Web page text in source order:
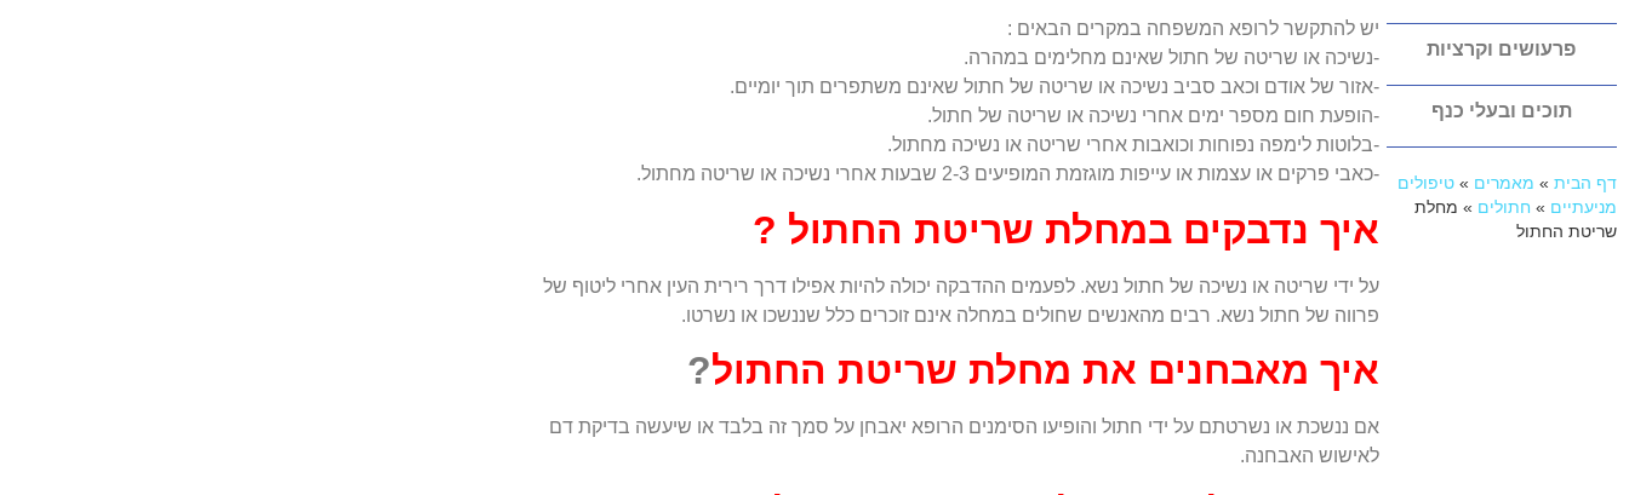
פרעושים וקרציות
תוכים ובעלי כנף
דף הבית » מאמרים » טיפולים
מניעתיים » חתולים » מחלת
שריטת החתול
יש להתקשר לרופא המשפחה במקרים הבאים :
-נשיכה או שריטה של חתול שאינם מחלימים במהרה.
-אזור של אודם וכאב סביב נשיכה או שריטה של חתול שאינם משתפרים תוך יומיים.
-הופעת חום מספר ימים אחרי נשיכה או שריטה של חתול.
-בלוטות לימפה נפוחות וכואבות אחרי שריטה או נשיכה מחתול.
-כאבי פרקים או עצמות או עייפות מוגזמת המופיעים 2-3 שבעות אחרי נשיכה או שריטה מחתול.
איך נדבקים במחלת שריטת החתול ?
על ידי שריטה או נשיכה של חתול נשא. לפעמים ההדבקה יכולה להיות אפילו דרך רירית העין אחרי ליטוף של
פרווה של חתול נשא. רבים מהאנשים שחולים במחלה אינם זוכרים כלל שננשכו או נשרטו.
איך מאבחנים את מחלת שריטת החתול?
אם ננשכת או נשרטתם על ידי חתול והופיעו הסימנים הרופא יאבחן על סמך זה בלבד או שיעשה בדיקת דם
לאישוש האבחנה.